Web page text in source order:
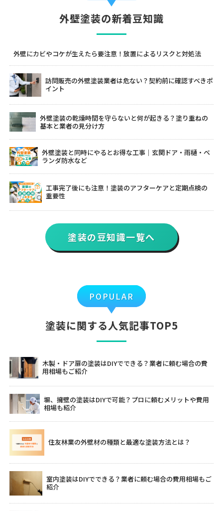
外壁塗装の新着豆知識
外壁にカビやコケが生えたら要注意！放置によるリスクと対処法
訪問販売の外壁塗装業者は危ない？契約前に確認すべきポ
イント
外壁塗装の乾燥時間を守らないと何が起きる？塗り重ねの
基本と業者の見分け方
外壁塗装と同時にやるとお得な工事｜玄関ドア・雨樋・ベ
ランダ防水など
工事完了後にも注意！塗装のアフターケアと定期点検の
重要性
塗装の豆知識一覧へ
POPULAR
塗装に関する人気記事TOP5
木製・ドア扉の塗装はDIYでできる？業者に頼む場合の費
用相場もご紹介
塀、擁壁の塗装はDIYで可能？プロに頼むメリットや費用
相場も紹介
住友林業の外壁材の種類と最適な塗装方法とは？
室内塗装はDIYでできる？業者に頼む場合の費用相場もご
紹介